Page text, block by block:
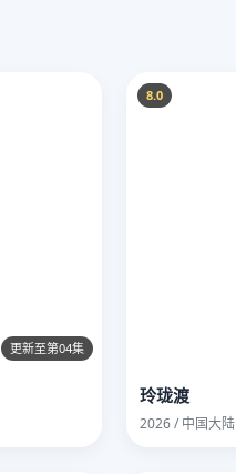
更新至第04集
8.0
玲珑渡
2026 / 中国大陆